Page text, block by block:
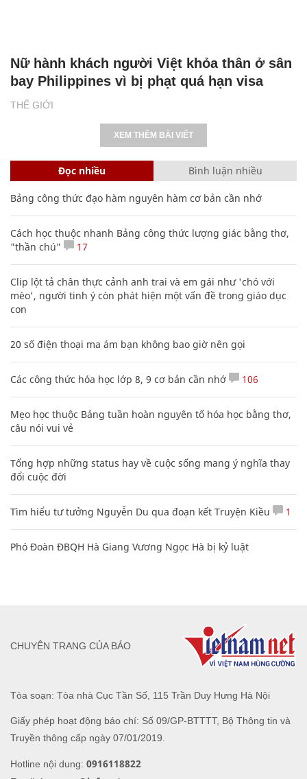
THẾ GIỚI
Nữ hành khách người Việt khỏa thân ở sân
bay Philippines vì bị phạt quá hạn visa
XEM THÊM BÀI VIẾT
Đọc nhiều Bình luận nhiều
Bảng công thức đạo hàm nguyên hàm cơ bản cần nhớ
Cách học thuộc nhanh Bảng công thức lượng giác bằng thơ,
"thần chú"
17
Clip lột tả chân thực cảnh anh trai và em gái như 'chó với
mèo', người tinh ý còn phát hiện một vấn đề trong giáo dục
con
20 số điện thoại ma ám bạn không bao giờ nên gọi
Các công thức hóa học lớp 8, 9 cơ bản cần nhớ 106
Mẹo học thuộc Bảng tuần hoàn nguyên tố hóa học bằng thơ,
câu nói vui vẻ
Tổng hợp những status hay về cuộc sống mang ý nghĩa thay
đổi cuộc đời
Tìm hiểu tư tưởng Nguyễn Du qua đoạn kết Truyện Kiều 1
Phó Đoàn ĐBQH Hà Giang Vương Ngọc Hà bị kỷ luật
Tòa soạn: Tòa nhà Cục Tần Số, 115 Trần Duy Hưng Hà Nội
Giấy phép hoạt động báo chí: Số 09/GP-BTTTT, Bộ Thông tin và
Truyền thông cấp ngày 07/01/2019.
Hotline nội dung: 0916118822
CHUYÊN TRANG CỦA BÁO